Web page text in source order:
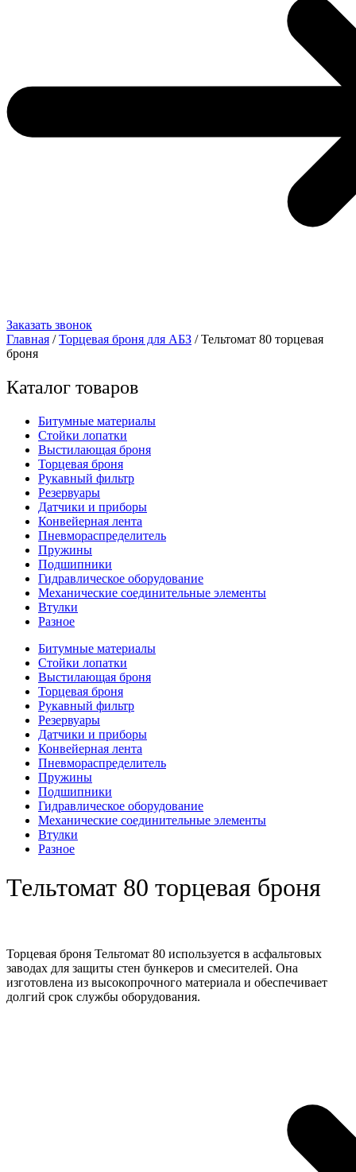
Заказать звонок
Главная /Торцевая броня для АБЗ / Тельтомат 80 торцевая
броня
Каталог товаров
Битумные материалы
Стойки лопатки
Выстилающая броня
Торцевая броня
Рукавный фильтр
Резервуары
Датчики и приборы
Конвейерная лента
Пневмораспределитель
Пружины
Подшипники
Гидравлическое оборудование
Механические соединительные элементы
Втулки
Разное
Битумные материалы
Стойки лопатки
Выстилающая броня
Торцевая броня
Рукавный фильтр
Резервуары
Датчики и приборы
Конвейерная лента
Пневмораспределитель
Пружины
Подшипники
Гидравлическое оборудование
Механические соединительные элементы
Втулки
Разное
Тельтомат 80 торцевая броня
Торцевая броня Тельтомат 80 используется в асфальтовых
заводах для защиты стен бункеров и смесителей. Она
изготовлена из высокопрочного материала и обеспечивает
долгий срок службы оборудования.